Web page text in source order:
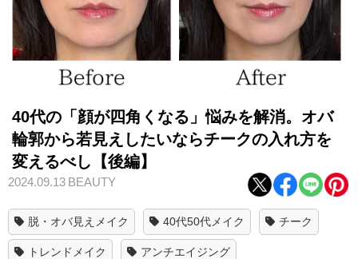
40代の「顔が四角くなる」悩みを解消。オバ
輪郭から若見えしたいならチークの入れ方を
変えるべし【後編】
2024.09.13 BEAUTY
脱・オバ見えメイク 40代50代メイク チーク
トレンドメイク アンチエイジング